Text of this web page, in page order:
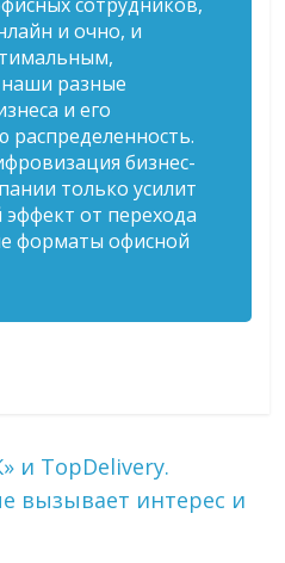
и очно, и
разные
и его
распределенность.
бизнес-
только усилит
от перехода
форматы офисной
и TopDelivery.
вызывает интерес и